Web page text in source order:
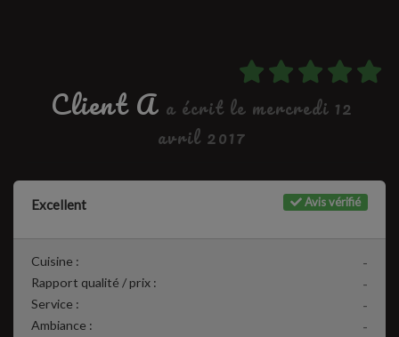
Client A a écrit le mercredi 12
avril 2017
Avis vérifié
Excellent
-
Cuisine :
-
Rapport qualité / prix :
-
Service :
-
Ambiance :